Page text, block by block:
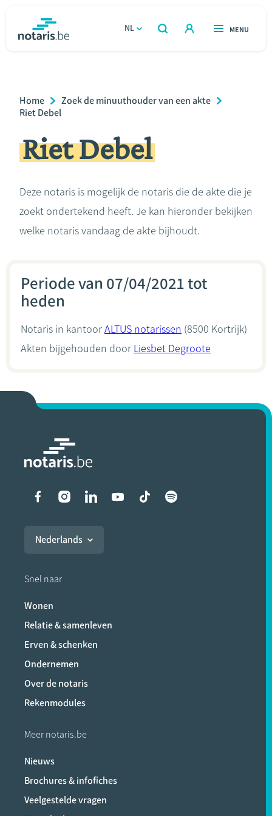
gaan
NL
OPEN
ZOEKEN
OPEN
MENU
Relatie & samenleven
Erven & schenken
Over de notaris
Breadcrumb
Home
Zoek de minuuthouder van een akte
Riet Debel
Riet Debel
Deze notaris is mogelijk de notaris die de akte die je
zoekt ondertekend heeft. Je kan hieronder bekijken
welke notaris vandaag de akte bijhoudt.
Periode van 07/04/2021 tot
heden
Notaris in kantoorALTUS notarissen (8500 Kortrijk)
Akten bijgehouden door Liesbet Degroote
Liens vers les réseaux
Nederlands
Snel naar
Wonen
Relatie & samenleven
Erven & schenken
Ondernemen
Over de notaris
Rekenmodules
Meer notaris.be
Nieuws
Brochures & infofiches
Veelgestelde vragen